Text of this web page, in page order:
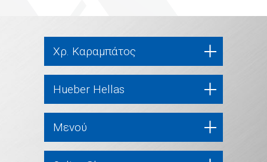
Χρ. Καραμπάτος
Hueber Hellas
Μενού